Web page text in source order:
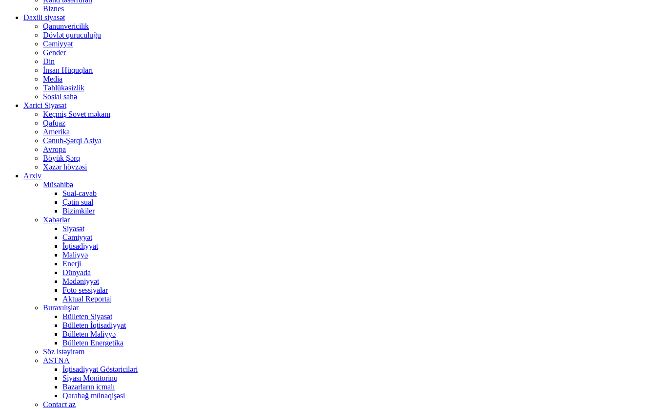
Biznes
Daxili siyasət
Qanunvericilik
Dövlət quruculuğu
Cəmiyyət
Gender
Din
İnsan Hüquqları
Media
Təhlükəsizlik
Sosial sahə
Xarici Siyasət
Keçmiş Sovet məkanı
Qafqaz
Amerika
Cənub-Şərqi Asiya
Avropa
Böyük Şərq
Xəzər hövzəsi
Arxiv
Müsahibə
Sual-cavab
Çətin sual
Bizimkiler
Xəbərlər
Siyasət
Cəmiyyət
İqtisadiyyat
Maliyyə
Enerji
Dünyada
Mədəniyyət
Foto sessiyalar
Aktual Reportaj
Buraxılışlar
Bülleten Siyasət
Bülleten İqtisadiyyat
Bülleten Maliyyə
Bülleten Energetika
Söz istəyirəm
ASTNA
İqtisadiyyat Göstəriciləri
Siyası Monitorinq
Bazarların icmalı
Qarabağ münaqişəsi
Contact az